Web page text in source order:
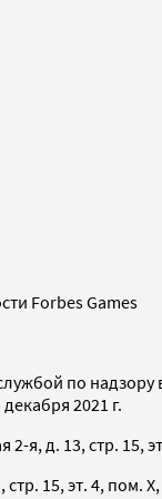
Forbes Games
по
2021 г.
я, д. 13, стр. 15,
15, эт. 4, пом.